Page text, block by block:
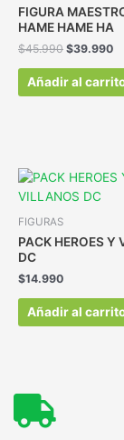
FIGURA
HAME HAME HA
$45.990 $39.990
Añadir al
FIGURAS
PACK HEROES Y
DC
$14.990
Añadir al